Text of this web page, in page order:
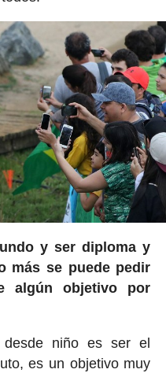
y ser diploma y
más se puede pedir
algún objetivo por
niño es ser el
es un objetivo muy